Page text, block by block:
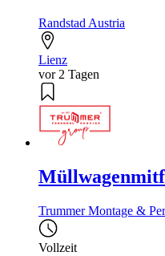
Randstad Austria
Lienz
vor 2 Tagen
Trummer Montage &
Vollzeit